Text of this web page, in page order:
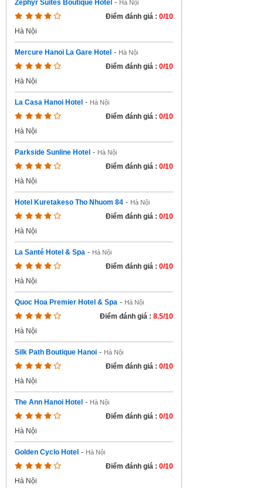
Zephyr Suites Boutique Hotel - Hà Nội
Điểm đánh giá : 0/10
Hà Nội
Mercure Hanoi La Gare Hotel - Hà Nội
Điểm đánh giá : 0/10
Hà Nội
La Casa Hanoi Hotel - Hà Nội
Điểm đánh giá : 0/10
Hà Nội
Parkside Sunline Hotel - Hà Nội
Điểm đánh giá : 0/10
Hà Nội
Hotel Kuretakeso Tho Nhuom 84 - Hà Nội
Điểm đánh giá : 0/10
Hà Nội
La Santé Hotel & Spa - Hà Nội
Điểm đánh giá : 0/10
Hà Nội
Quoc Hoa Premier Hotel & Spa - Hà Nội
Điểm đánh giá : 8.5/10
Hà Nội
Silk Path Boutique Hanoi - Hà Nội
Điểm đánh giá : 0/10
Hà Nội
The Ann Hanoi Hotel - Hà Nội
Điểm đánh giá : 0/10
Hà Nội
Golden Cyclo Hotel - Hà Nội
Điểm đánh giá : 0/10
Hà Nội